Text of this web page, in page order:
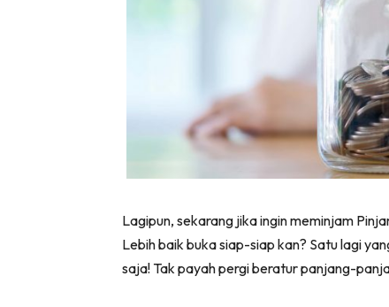
Lagipun, sekarang jika ingin meminjam
Lebih baik buka siap-siap kan? Satu lagi
saja! Tak payah pergi beratur panjang-